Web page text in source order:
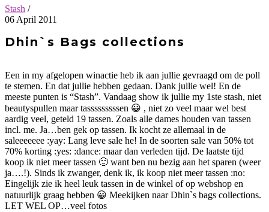
Stash /
06 April 2011
Dhin`s Bags collections
Een in my afgelopen winactie heb ik aan jullie gevraagd om de poll
te stemen. En dat jullie hebben gedaan. Dank jullie wel! En de
meeste punten is “Stash”. Vandaag show ik jullie my 1ste stash, niet
beautyspullen maar tasssssssssen 😀 , niet zo veel maar wel best
aardig veel, geteld 19 tassen. Zoals alle dames houden van tassen
incl. me. Ja…ben gek op tassen. Ik kocht ze allemaal in de
saleeeeeee :yay: Lang leve sale he! In de soorten sale van 50% tot
70% korting :yes: :dance: maar dan verleden tijd. De laatste tijd
koop ik niet meer tassen 🙁 want ben nu bezig aan het sparen (weer
ja….!). Sinds ik zwanger, denk ik, ik koop niet meer tassen :no:
Eingelijk zie ik heel leuk tassen in de winkel of op webshop en
natuurlijk graag hebben 😀 Meekijken naar Dhin`s bags collections.
LET WEL OP…veel fotos